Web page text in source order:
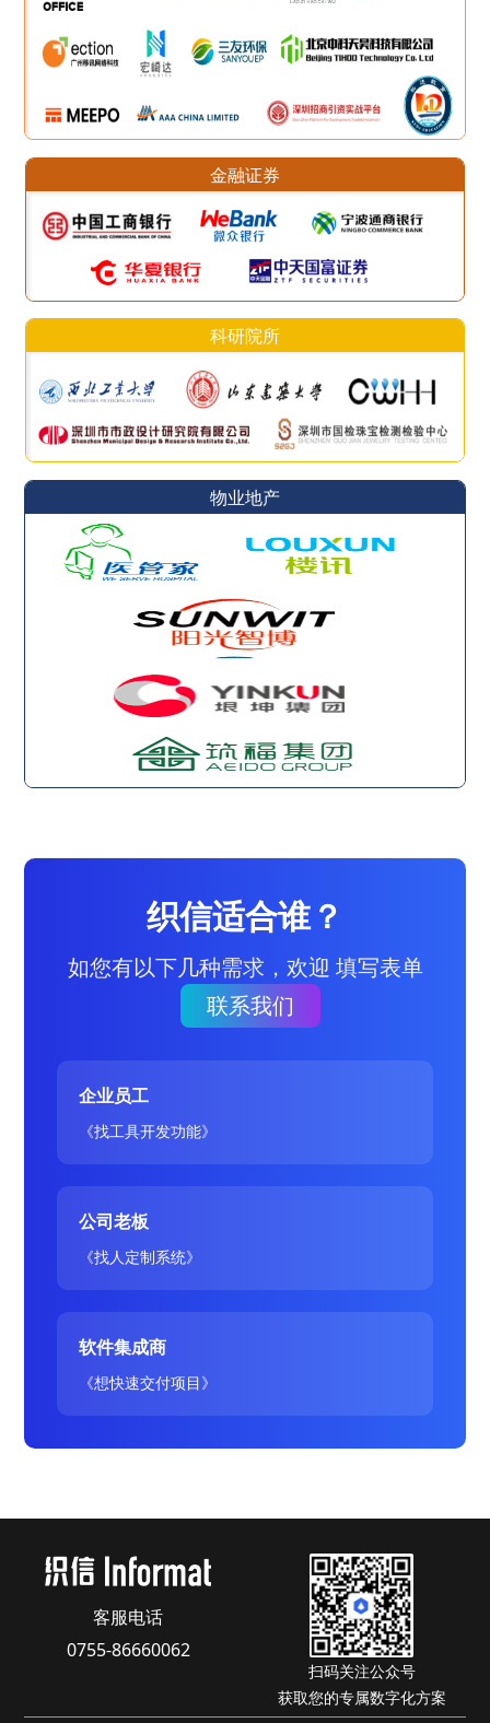
金融证券
科研院所
物业地产
织信适合谁？
如您有以下几种需求，欢迎 填写表单
联系我们
企业员工
《找工具开发功能》
公司老板
《找人定制系统》
软件集成商
《想快速交付项目》
客服电话
0755-86660062
扫码关注公众号
获取您的专属数字化方案